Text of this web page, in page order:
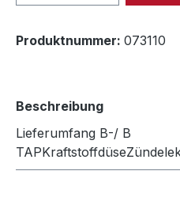
Produktnummer: 073110
Beschreibung
Lieferumfang B-/ B